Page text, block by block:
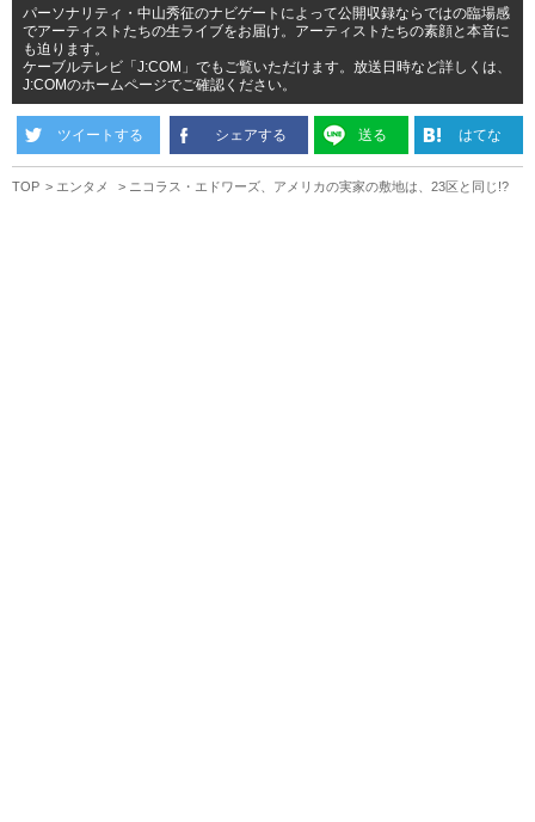
パーソナリティ・中山秀征のナビゲートによって公開収録ならではの臨場感
でアーティストたちの生ライブをお届け。アーティストたちの素顔と本音に
も迫ります。
ケーブルテレビ「J:COM」でもご覧いただけます。放送日時など詳しくは、
J:COMのホームページでご確認ください。
ツイートする シェアする 送る はてな
TOP エンタメ ニコラス・エドワーズ、アメリカの実家の敷地は、23区と同じ!?